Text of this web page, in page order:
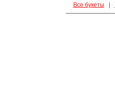
Все букеты